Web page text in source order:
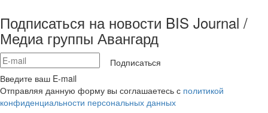
Подписаться на новости BIS Journal /
Медиа группы Авангард
Подписаться
Введите ваш E-mail
Отправляя данную форму вы соглашаетесь с политикой
конфиденциальности персональных данных